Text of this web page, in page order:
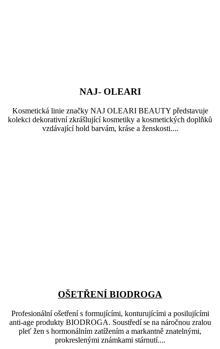
NAJ- OLEARI
Kosmetická linie značky NAJ OLEARI BEAUTY představuje
kolekci dekorativní zkrášlující kosmetiky a kosmetických doplňků
vzdávající hold barvám, kráse a ženskosti....
OŠETŘENÍ BIODROGA
Profesionální ošetření s formujícími, konturujícími a posilujícími
anti-age produkty BIODROGA. Soustředí se na náročnou zralou
pleť žen s hormonálním zatížením a markantně znatelnými,
prokreslenými známkami stárnutí....